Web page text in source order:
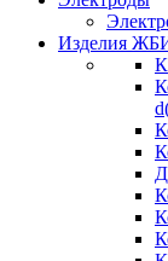
Изделия